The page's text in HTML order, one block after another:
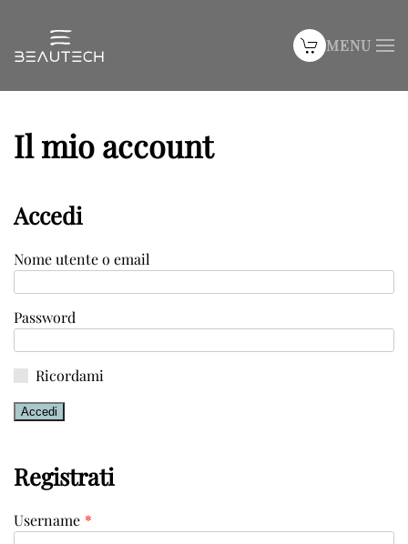
Passa al contenuto principale MENU
Il mio account
Accedi
Nome utente o email
Password
Ricordami
Registrati
Username *